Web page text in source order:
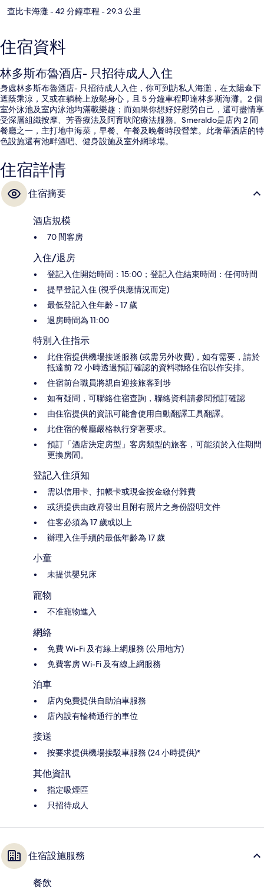
查比卡海灘- 42 分鐘車程 - 29.3 公里
住宿資料
林多斯布魯酒店- 只招待成人入住
身處林多斯布魯酒店- 只招待成人入住，你可到訪私人海灘，在太陽傘下
遮蔭乘涼，又或在躺椅上放鬆身心，且 5 分鐘車程即達林多斯海灘。2 個
室外泳池及室內泳池均滿載樂趣；而如果你想好好慰勞自己，還可盡情享
受深層組織按摩、芳香療法及阿育吠陀療法服務。Smeraldo是店內 2 間
餐廳之一，主打地中海菜，早餐、午餐及晚餐時段營業。此奢華酒店的特
色設施還有池畔酒吧、健身設施及室外網球場。
住宿詳情
住宿摘要
酒店規模
70 間客房
入住/退房
登記入住開始時間：15:00；登記入住結束時間：任何時間
提早登記入住 (視乎供應情況而定)
最低登記入住年齡 - 17 歲
退房時間為 11:00
特別入住指示
此住宿提供機場接送服務 (或需另外收費)，如有需要，請於
抵達前 72 小時透過預訂確認的資料聯絡住宿以作安排。
住宿前台職員將親自迎接旅客到埗
如有疑問，可聯絡住宿查詢，聯絡資料請參閱預訂確認
由住宿提供的資訊可能會使用自動翻譯工具翻譯。
此住宿的餐廳嚴格執行穿著要求。
預訂「酒店決定房型」客房類型的旅客，可能須於入住期間
更換房間。
登記入住須知
需以信用卡、扣帳卡或現金按金繳付雜費
或須提供由政府發出且附有照片之身份證明文件
住客必須為 17 歲或以上
辦理入住手續的最低年齡為 17 歲
小童
未提供嬰兒床
寵物
不准寵物進入
網絡
免費 Wi-Fi 及有線上網服務 (公用地方)
免費客房 Wi-Fi 及有線上網服務
泊車
店內免費提供自助泊車服務
店內設有輪椅通行的車位
接送
按要求提供機場接駁車服務 (24 小時提供)*
其他資訊
指定吸煙區
只招待成人
住宿設施服務
餐飲